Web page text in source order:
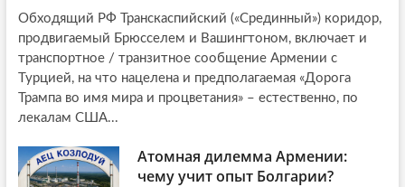
Обходящий РФ Транскаспийский («Срединный») коридор,
продвигаемый Брюсселем и Вашингтоном, включает и
транспортное / транзитное сообщение Армении с
Турцией, на что нацелена и предполагаемая «Дорога
Трампа во имя мира и процветания» – естественно, по
лекалам США...
Атомная дилемма Армении:
чему учит опыт Болгарии?